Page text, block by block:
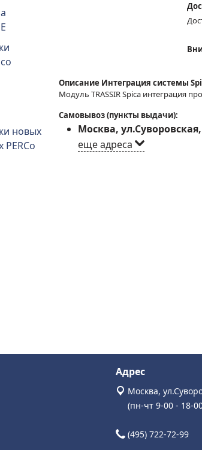
новых
Описание Интеграция системы
Модуль TRASSIR Spica интеграция
Самовывоз (пункты выдачи):
Москва,
еще адреса
Адрес
Москва,
(пн-чт 9-00 - 18-
(495) 722-72-99